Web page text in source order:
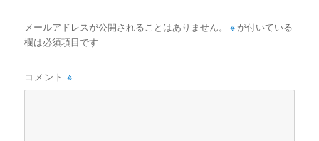
メールアドレスが公開されることはありません。 ※ が付いている
欄は必須項目です
コメント※